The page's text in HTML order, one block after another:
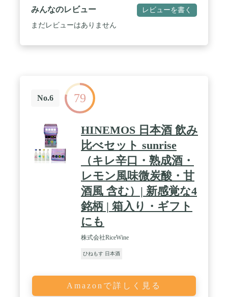
広く構成されています。 ・一部商品を除き、配送時
行っております。 （一部商品除く）。 ・到着後
低下を避けるため、お召し上がりになるまで冷蔵保
つの銘柄は全く異なる味わいです。スパークリン
グ、にごり酒、パイナップルやマスカットのような
フルーティーな香りがするもの、またはデザートワ
よる品質低下を避けるため、お召し上がりになるま
で冷蔵保存をお願いいたします。 / ・170ml×4本入
り ・5％〜16％まで幅広く網羅
みんなのレビュー レビューを書く
まだレビューはありません
No.6 79
HINEMOS 日本酒 飲み
比べセット sunrise
（キレ辛口・熟成酒・
レモン風味微炭酸・甘
酒風 含む）| 新感覚な4
銘柄 | 箱入り・ギフト
にも
株式会社RiceWine
ひねもす 日本酒
Amazonで詳しく見る